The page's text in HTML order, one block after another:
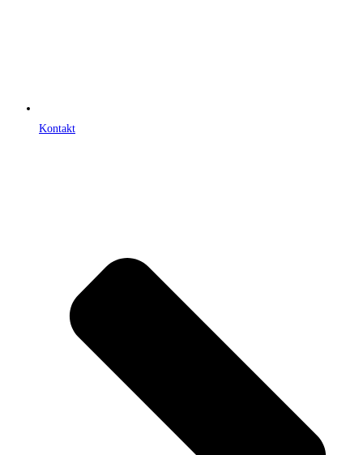
Kontakt